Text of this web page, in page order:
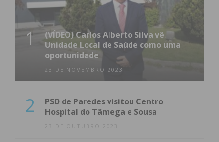
1
(VÍDEO) Carlos Alberto Silva vê
Unidade Local de Saúde como uma
oportunidade
23 DE NOVEMBRO 2023
2
PSD de Paredes visitou Centro
Hospital do Tâmega e Sousa
23 DE OUTUBRO 2023